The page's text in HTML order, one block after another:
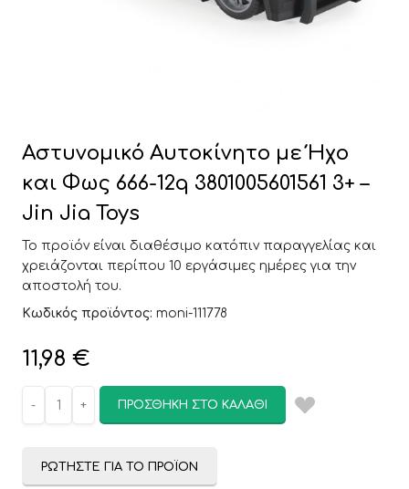
Αστυνομικό Αυτοκίνητο με Ήχο
και Φως 666-12q 3801005601561 3+ –
Jin Jia Toys
Το προϊόν είναι διαθέσιμο κατόπιν παραγγελίας και
χρειάζονται περίπου 10 εργάσιμες ημέρες για την
αποστολή του.
Κωδικός προϊόντος: moni-111778
11,98 €
ΠΡΟΣΘΉΚΗ ΣΤΟ ΚΑΛΆΘΙ
ΡΩΤΉΣΤΕ ΓΙΑ ΤΟ ΠΡΟΪΌΝ